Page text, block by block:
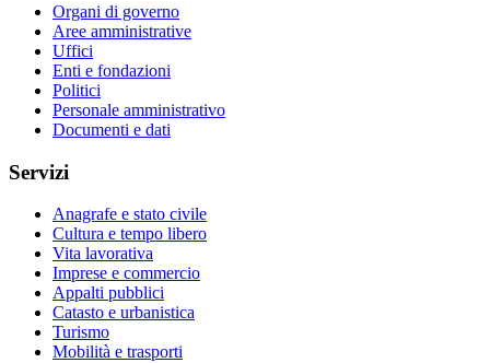
Organi di governo
Aree amministrative
Uffici
Enti e fondazioni
Politici
Personale amministrativo
Documenti e dati
Servizi
Anagrafe e stato civile
Cultura e tempo libero
Vita lavorativa
Imprese e commercio
Appalti pubblici
Catasto e urbanistica
Turismo
Mobilità e trasporti